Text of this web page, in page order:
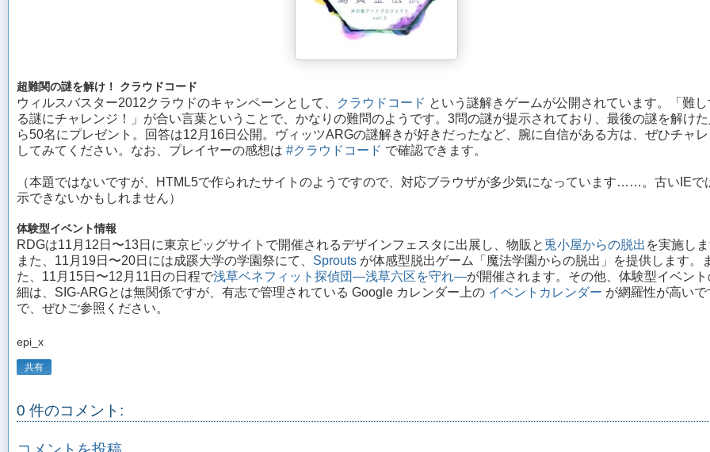
超難関の謎を解け！ クラウドコード
ウィルスバスター2012クラウドのキャンペーンとして、 クラウドコード という謎解きゲームが公開されています。「難
る謎にチャレンジ！」が合い言葉ということで、かなりの難問のようです。3問の謎が提示されており、最後の謎を解け
ら50名にプレゼント。回答は12月16日公開。ヴィッツARGの謎解きが好きだったなど、腕に自信がある方は、ぜひチャ
してみてください。なお、プレイヤーの感想は #クラウドコード で確認できます。
（本題ではないですが、HTML5で作られたサイトのようですので、対応ブラウザが多少気になっています……。古いIEで
示できないかもしれません）
体験型イベント情報
RDGは11月12日〜13日に東京ビッグサイトで開催されるデザインフェスタに出展し、物販と 兎小屋からの脱出 を実施し
また、11月19日〜20日には成蹊大学の学園祭にて、 Sprouts が体感型脱出ゲーム「魔法学園からの脱出」を提供します。
た、11月15日〜12月11日の日程で浅草ベネフィット探偵団―浅草六区を守れ―が開催されます。その他、体験型イベン
細は、SIG-ARGとは無関係ですが、有志で管理されている Google カレンダー上の イベントカレンダー が網羅性が高いで
で、ぜひご参照ください。
epi_x
共有
0 件のコメント: